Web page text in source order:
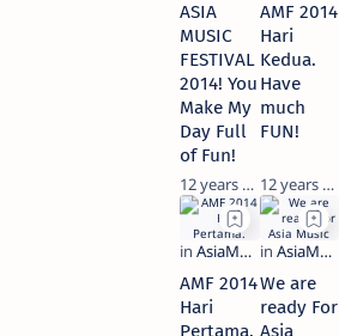
ASIA
MUSIC
FESTIVAL
2014! You
Make My
Day Full
of Fun!
12 years ago
AMF 2014
Hari
Kedua.
Have
much
FUN!
12 years ago
AMF 2014
Hari
Pertama.
We are
ready For
Asia